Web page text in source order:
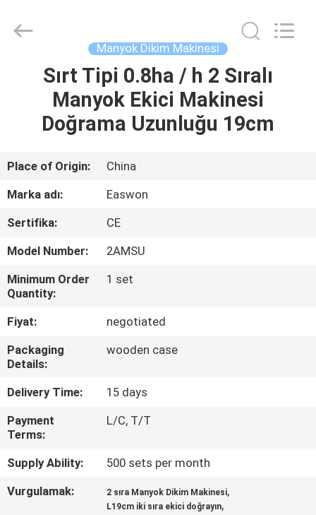
ÜRÜN:%
HAKKIMIZDA
FABRIKA
TURU
KALITE
KONTROL
BIZIMLE
ILETIŞIME
GEÇIN
HABERLER
Export
Manyok Dikim Makinesi
Sırt Tipi 0.8ha / h 2 Sıralı
Manyok Ekici Makinesi
Doğrama Uzunluğu 19cm
Place of Origin:
China
Marka adı:
Easwon
Sertifika:
CE
Model Number:
2AMSU
Minimum Order
Quantity:
1 set
Fiyat:
negotiated
Packaging
Details:
wooden case
Delivery Time:
15 days
Payment
Terms:
L/C, T/T
Supply Ability:
500 sets per month
Vurgulamak:
2 sıra Manyok Dikim Makinesi,
L19cm iki sıra ekici doğrayın,